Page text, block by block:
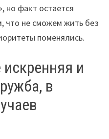
но факт остается
не сможем жить без
поменялись.
и
в